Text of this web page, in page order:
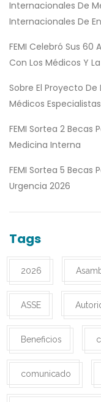
Internacionales De
Internacionales De
FEMI Celebró Sus
Con Los Médicos Y
Sobre El Proyecto
Médicos
FEMI Sortea 2 Becas
Medicina Interna
FEMI Sortea 5 Becas
Urgencia 2026
Tags
2026
ASSE
Beneficios
comunicado